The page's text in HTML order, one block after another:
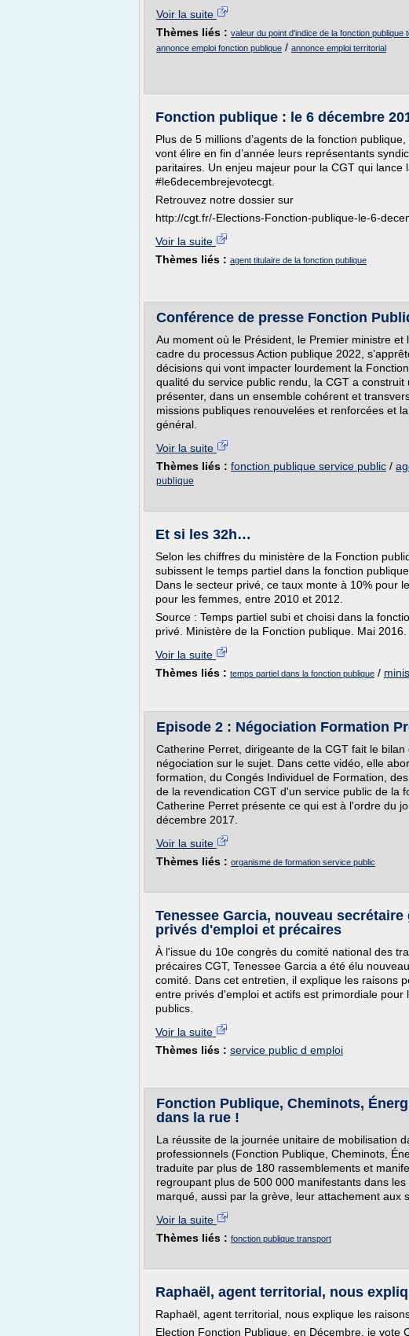
Voir la suite
Thèmes liés : valeur du point d'indice de la fonction publique
annonce emploi fonction publique / annonce emploi territorial
Fonction publique : le 6 décembre
Plus de 5 millions d’agents de la fonction
vont élire en fin d’année leurs représentants
paritaires. Un enjeu majeur pour la CGT qui lance
#le6decembrejevotecgt.
Retrouvez notre dossier sur
http://cgt.fr/-Elections-Fonction-publique-le-6-
Voir la suite
Thèmes liés : agent titulaire de la fonction publique
Conférence de presse Fonction
Au moment où le Président, le Premier ministre et
cadre du processus Action publique 2022,
décisions qui vont impacter lourdement la
qualité du service public rendu, la CGT a construit
présenter, dans un ensemble cohérent et
missions publiques renouvelées et renforcées et
général.
Voir la suite
Thèmes liés : fonction publique service public /
publique
Et si les 32h…
Selon les chiffres du ministère de la Fonction
subissent le temps partiel dans la fonction
Dans le secteur privé, ce taux monte à 10% pour
pour les femmes, entre 2010 et 2012.
Source : Temps partiel subi et choisi dans la
privé. Ministère de la Fonction publique. Mai 2016.
Voir la suite
Thèmes liés : temps partiel dans la fonction publique /
Episode 2 : Négociation Formation
Catherine Perret, dirigeante de la CGT fait le
négociation sur le sujet. Dans cette vidéo, elle
formation, du Congés Individuel de Formation,
de la revendication CGT d'un service public de la
Catherine Perret présente ce qui est à l'ordre du
décembre 2017.
Voir la suite
Thèmes liés : organisme de formation service public
Tenessee Garcia, nouveau
privés d'emploi et précaires
À l'issue du 10e congrès du comité national des
précaires CGT, Tenessee Garcia a été élu
comité. Dans cet entretien, il explique les raisons
entre privés d'emploi et actifs est primordiale pour
publics.
Voir la suite
Thèmes liés : service public d emploi
Fonction Publique, Cheminots,
dans la rue !
La réussite de la journée unitaire de mobilisation
professionnels (Fonction Publique, Cheminots,
traduite par plus de 180 rassemblements et
regroupant plus de 500 000 manifestants dans
marqué, aussi par la grève, leur attachement aux
Voir la suite
Thèmes liés : fonction publique transport
Raphaël, agent territorial, nous
Raphaël, agent territorial, nous explique les
Election Fonction Publique, en Décembre, je vote